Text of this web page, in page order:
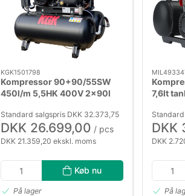
KGK1501798
Kompressor 90+90/55SW
450l/m 5,5HK 400V 2×90l
Standard salgspris DKK 32.373,75
DKK 26.699,00 / pcs
DKK 21.359,20 ekskl. moms
Køb nu
På lager
7,6lt
DKK
DKK
På